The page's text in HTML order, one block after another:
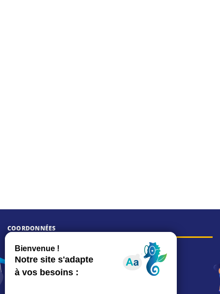
COORDONNÉES
Hôtel de ville
15, rue Charles-Duflos
01 41 19 83 00